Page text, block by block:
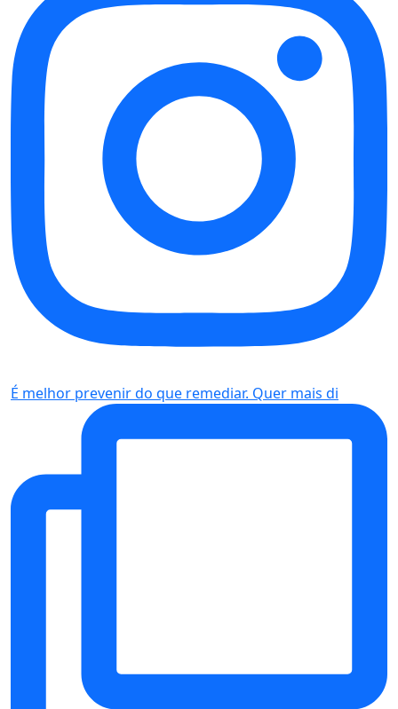
É melhor prevenir do que remediar. Quer mais di